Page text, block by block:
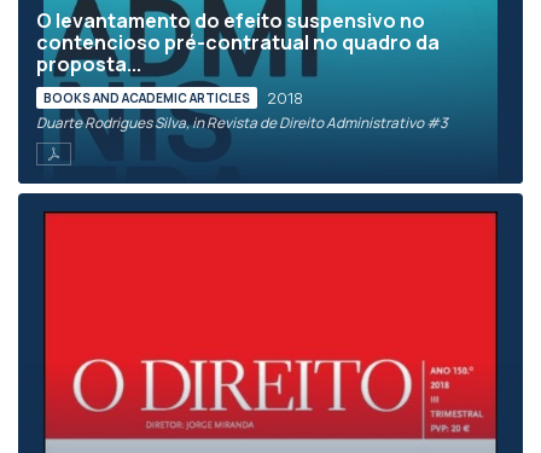
O levantamento do efeito suspensivo no
contencioso pré-contratual no quadro da
proposta...
BOOKS AND ACADEMIC ARTICLES 2018
Duarte Rodrigues Silva, in Revista de Direito Administrativo #3